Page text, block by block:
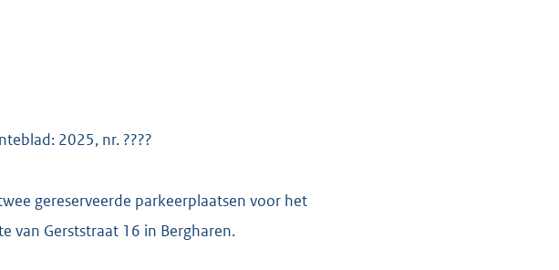
g
t
2025, nr. ????
gereserveerde parkeerplaatsen voor het
van Gerststraat 16 in Bergharen.